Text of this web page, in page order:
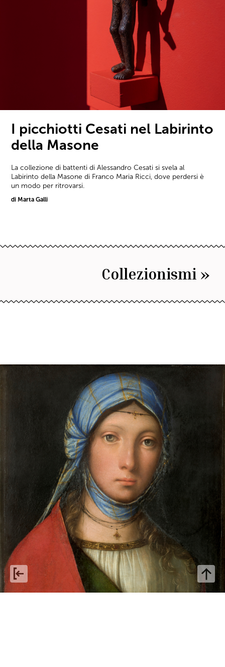
I picchiotti Cesati nel Labirinto
della Masone
La collezione di battenti di Alessandro Cesati si svela al
Labirinto della Masone di Franco Maria Ricci, dove perdersi è
un modo per ritrovarsi.
di Marta Galli
Collezionismi »